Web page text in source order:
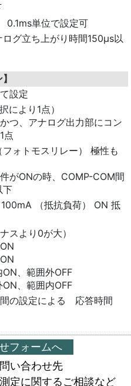
単位で設定可
グ立ち上がり時間150μs以
ン】
設定
により1点）
つ、アナログ出力部にコン
点
ォトモスリレー） 極性も
がONの時、COMP-COM間
下
（抵抗負荷） ON 抵
スより0が大）
、範囲外OFF
、範囲内OFF
の設定による 応答時間
フォームへ
い合わせ先
定に関するご相談など